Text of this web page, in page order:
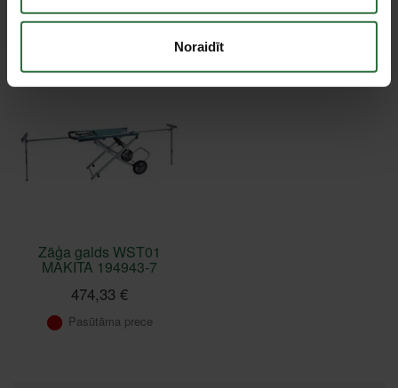
Noraidīt
Ir noliktavā
Ir noliktavā
Zāģa galds WST01
MAKITA 194943-7
474,33 €
Pasūtāma prece